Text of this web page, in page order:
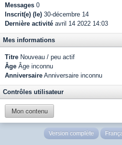
Messages 0
Inscrit(e) (le) 30-décembre 14
Dernière activité avril 14 2022 14:03
Mes informations
Titre Nouveau / peu actif
Âge Âge inconnu
Anniversaire Anniversaire inconnu
Contrôles utilisateur
Mon contenu
Version complète